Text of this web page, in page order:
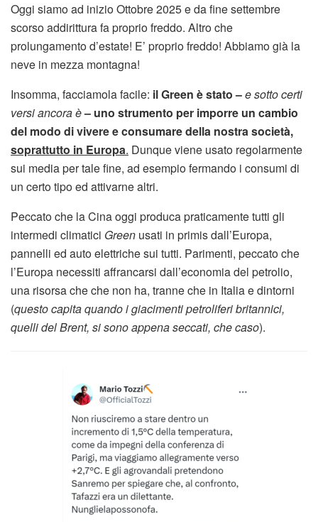
Oggi siamo ad inizio Ottobre 2025 e da fine settembre
scorso addirittura fa proprio freddo. Altro che
prolungamento d’estate! E’ proprio freddo! Abbiamo già la
neve in mezza montagna!
Insomma, facciamola facile: il Green è stato –e sotto certi
versi ancora è– uno strumento per imporre un cambio
del modo di vivere e consumare della nostra società,
soprattutto in Europa. Dunque viene usato regolarmente
sui media per tale fine, ad esempio fermando i consumi di
un certo tipo ed attivarne altri.
Peccato che la Cina oggi produca praticamente tutti gli
intermedi climatici Green usati in primis dall’Europa,
pannelli ed auto elettriche sui tutti. Parimenti, peccato che
l’Europa necessiti affrancarsi dall’economia del petrolio,
una risorsa che che non ha, tranne che in Italia e dintorni
(questo capita quando i giacimenti petroliferi britannici,
quelli del Brent, si sono appena seccati, che caso).